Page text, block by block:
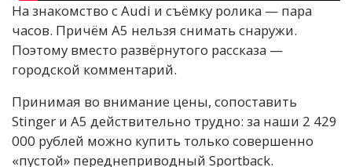
На знакомство с Audi и съёмку ролика — пара
часов. Причём A5 нельзя снимать снаружи.
Поэтому вместо развёрнутого рассказа —
городской комментарий.
Принимая во внимание цены, сопоставить
Stinger и A5 действительно трудно: за наши 2 429
000 рублей можно купить только совершенно
«пустой» переднеприводный Sportback.